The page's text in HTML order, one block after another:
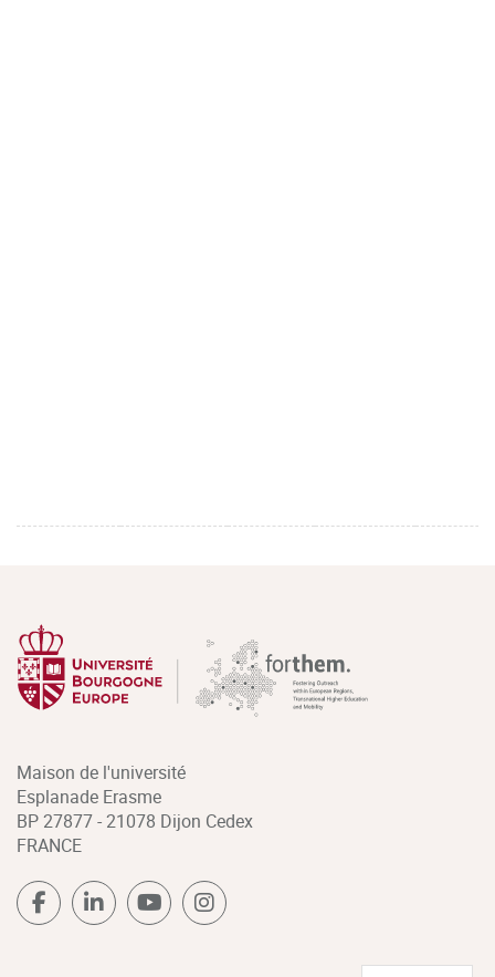
Maison de l'université
Esplanade Erasme
BP 27877 - 21078 Dijon Cedex
FRANCE